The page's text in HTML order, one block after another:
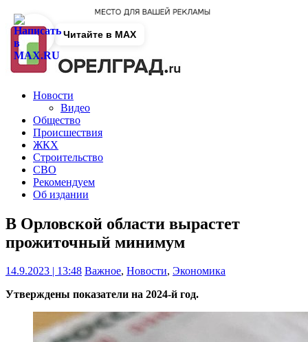
Новости
Видео
Общество
Происшествия
ЖКХ
Строительство
СВО
Рекомендуем
Об издании
В Орловской области вырастет
прожиточный минимум
14.9.2023 | 13:48 Важное, Новости, Экономика
Утверждены показатели на 2024-й год.
Читайте в MAX